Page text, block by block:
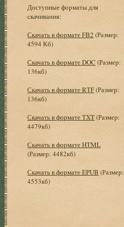
Доступные форматы для
скачивания:
Скачать в формате FB2 (Размер:
4594 Кб)
Скачать в формате DOC (Размер:
136кб)
Скачать в формате RTF(Размер:
136кб)
Скачать в формате TXT(Размер:
4479кб)
Скачать в формате HTML
(Размер: 4482кб)
Скачать в формате EPUB (Размер:
4553кб)